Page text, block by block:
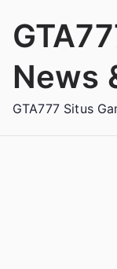
News
GTA777 Situs